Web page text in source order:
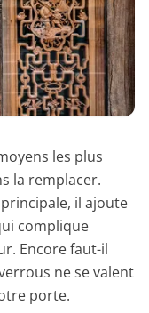
les plus
la remplacer.
il ajoute
complique
Encore faut-il
ne se valent
porte.